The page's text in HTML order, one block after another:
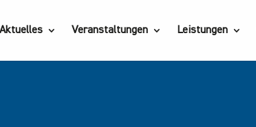
Veranstaltungen Leistungen